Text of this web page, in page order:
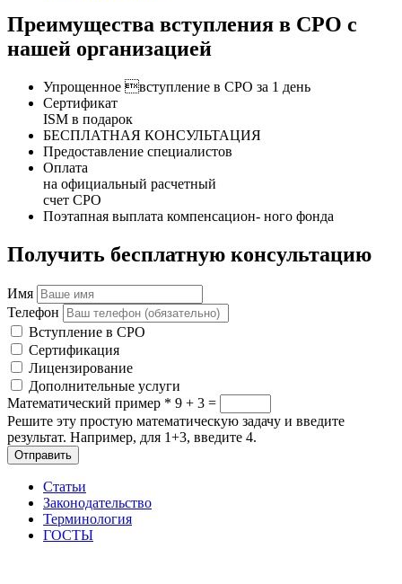
Преимущества вступления в СРО с
нашей организацией
Упрощенное вступление в СРО за 1 день
Сертификат
ISM в подарок
БЕСПЛАТНАЯ КОНСУЛЬТАЦИЯ
Предоставление специалистов
Оплата
на официальный расчетный
счет СРО
Поэтапная выплата компенсацион- ного фонда
Получить бесплатную консультацию
Имя
Телефон
Вступление в СРО
Сертификация
Лицензирование
Дополнительные услуги
Математический пример * 9 + 3 =
Решите эту простую математическую задачу и введите
результат. Например, для 1+3, введите 4.
Отправить
Статьи
Законодательство
Терминология
ГОСТЫ